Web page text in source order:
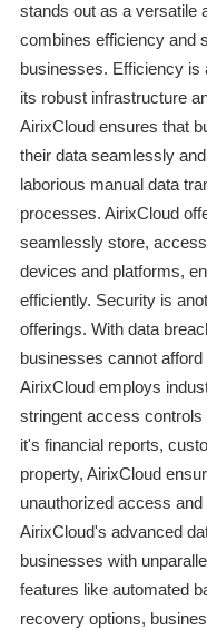
stands out as a versatile
combines efficiency and
businesses. Efficiency is
its robust infrastructure
AirixCloud ensures that
their data seamlessly
laborious manual data
processes. AirixCloud
seamlessly store,
devices and platforms,
efficiently. Security is
offerings. With data
businesses cannot
AirixCloud employs
stringent access
it's financial reports,
property, AirixCloud
unauthorized access
AirixCloud's advanced
businesses with
features like automated
recovery options,